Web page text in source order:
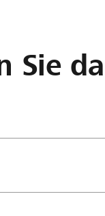
Sie